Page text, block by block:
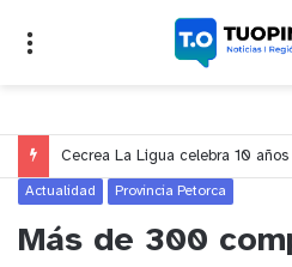
Actualidad Provincia Petorca
Más de 300